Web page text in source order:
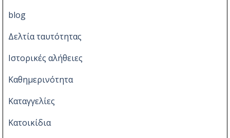
blog
Δελτία ταυτότητας
Ιστορικές αλήθειες
Καθημερινότητα
Καταγγελίες
Κατοικίδια